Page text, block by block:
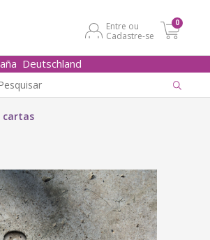
Entre ou
Cadastre-se
0
Deutschland
cartas